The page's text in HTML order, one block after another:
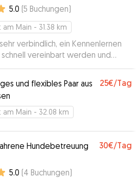
5.0 (5 Buchungen)
am Main - 31.38 km
verbindlich, ein Kennenlernen
vereinbart werden und
Betreuungszeit gab es auch Bilder
„Stand der Eingewöhnung“. 👍 ”
und flexibles Paar aus
25€/Tag
am Main - 32.08 km
Hundebetreuung
30€/Tag
5.0 (4 Buchungen)